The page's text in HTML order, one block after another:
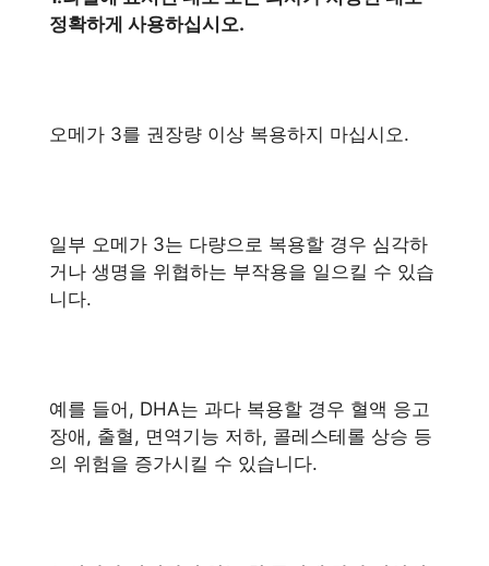
정확하게 사용하십시오.
오메가 3를 권장량 이상 복용하지 마십시오.
일부 오메가 3는 다량으로 복용할 경우 심각하
거나 생명을 위협하는 부작용을 일으킬 수 있습
니다.
예를 들어, DHA는 과다 복용할 경우 혈액 응고
장애, 출혈, 면역기능 저하, 콜레스테롤 상승 등
의 위험을 증가시킬 수 있습니다.